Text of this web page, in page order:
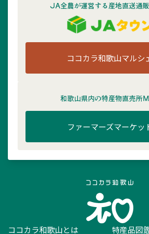
JA全農が運営する産地直送通
ココカラ和歌山マルシ
和歌山県内の特産物直売所
ファーマーズマーケッ
ココカラ和歌山とは 特産品図